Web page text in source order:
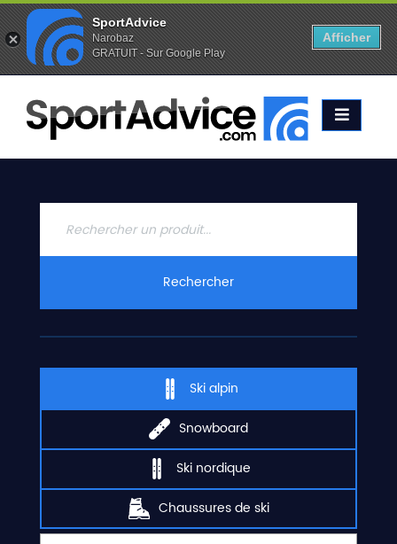
Favoris (0) Alertes (0)
ACCUEIL
SKIS
2020
CONTACT
Rechercher
Ski alpin
Snowboard
Ski nordique
Chaussures de ski
SportAdvice
Narobaz
GRATUIT - Sur Google Play
Afficher